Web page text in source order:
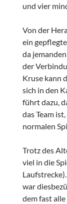
und vier
Von der
ein
da
der
Kruse kann
sich in den
führt dazu,
das Team
normalen
Trotz des
viel in die
war
dem fast